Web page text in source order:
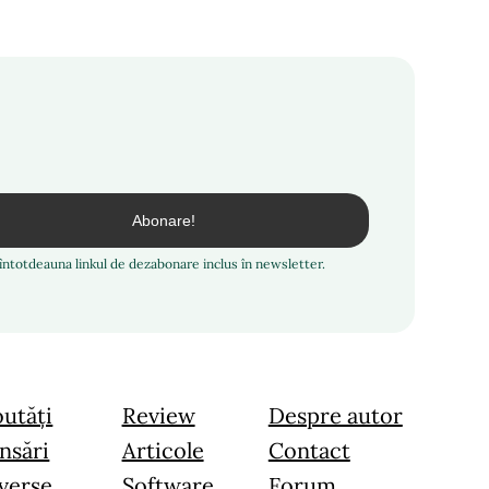
linkul de dezabonare inclus în newsletter.
Review
Articole
Despre autor
Contact